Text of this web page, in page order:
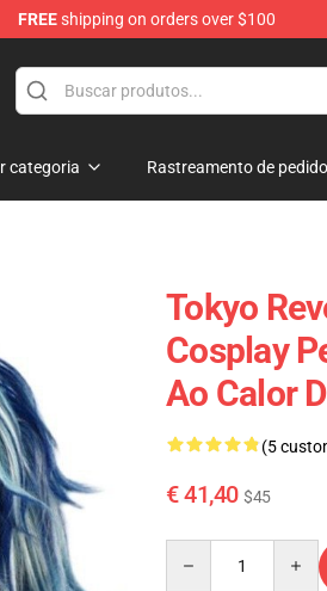
FREEshipping on orders over $100
categoria Rastreamento de pedido
Tokyo
Cosplay
Ao Calor
(5
€ 41,40 $45